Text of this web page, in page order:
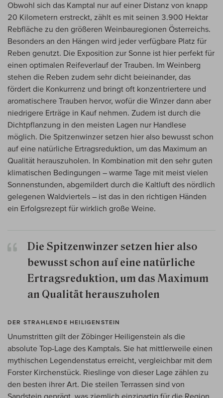
Obwohl sich das Kamptal nur auf einer Distanz von knapp
20 Kilometern erstreckt, zählt es mit seinen 3.900 Hektar
Rebfläche zu den größeren Weinbauregionen Österreichs.
Besonders an den Hängen wird jeder verfügbare Platz für
Reben genutzt. Die Exposition zur Sonne ist hier perfekt für
einen optimalen Reifeverlauf der Trauben. Im Weinberg
stehen die Reben zudem sehr dicht beieinander, das
fördert die Konkurrenz und bringt oft konzentriertere und
aromatischere Trauben hervor, wofür die Winzer dann aber
niedrigere Erträge in Kauf nehmen. Zudem ist durch die
Dichtpflanzung in den meisten Lagen nur Handlese
möglich. Die Spitzenwinzer setzen hier also bewusst schon
auf eine natürliche Ertragsreduktion, um das Maximum an
Qualität herauszuholen. In Kombination mit den sehr guten
klimatischen Bedingungen – warme Tage mit meist vielen
Sonnenstunden, abgemildert durch die Kaltluft des nördlich
gelegenen Waldviertels – ist das in den richtigen Händen
ein Erfolgsrezept für wirklich große Weine.
Die Spitzenwinzer setzen hier also
bewusst schon auf eine natürliche
Ertragsreduktion, um das Maximum
an Qualität herauszuholen
DER STRAHLENDE HEILIGENSTEIN
Unumstritten gilt der Zöbinger Heiligenstein als die
absolute Top-Lage des Kamptals. Sie hat mittlerweile einen
mythischen Legendenstatus erreicht, vergleichbar mit dem
Forster Kirchenstück. Rieslinge von dieser Lage zählen zu
den besten ihrer Art. Die steilen Terrassen sind von
Sandstein geprägt, was ziemlich einzigartig für die Region